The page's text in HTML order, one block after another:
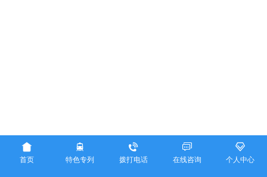

首页

特色专列

拨打电话

在线咨询

个人中心